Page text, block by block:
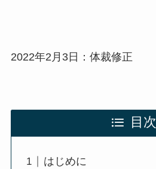
2022年2月3日：体裁修正
目次
はじめに